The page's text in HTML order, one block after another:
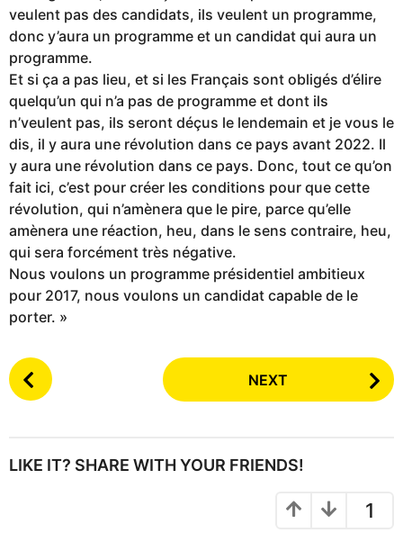
veulent pas des candidats, ils veulent un programme,
donc y’aura un programme et un candidat qui aura un
programme.
Et si ça a pas lieu, et si les Français sont obligés d’élire
quelqu’un qui n’a pas de programme et dont ils
n’veulent pas, ils seront déçus le lendemain et je vous le
dis, il y aura une révolution dans ce pays avant 2022. Il
y aura une révolution dans ce pays. Donc, tout ce qu’on
fait ici, c’est pour créer les conditions pour que cette
révolution, qui n’amènera que le pire, parce qu’elle
amènera une réaction, heu, dans le sens contraire, heu,
qui sera forcément très négative.
Nous voulons un programme présidentiel ambitieux
pour 2017, nous voulons un candidat capable de le
porter. »
P
o
P
NEXT
LIKE IT? SHARE WITH YOUR FRIENDS!
1